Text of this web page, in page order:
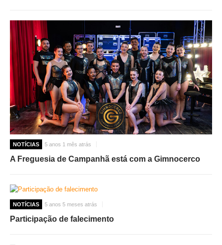
NOTÍCIAS 5 anos 1 mês atrás
A Freguesia de Campanhã está com a Gimnocerco
NOTÍCIAS 5 anos 5 meses atrás
Participação de falecimento